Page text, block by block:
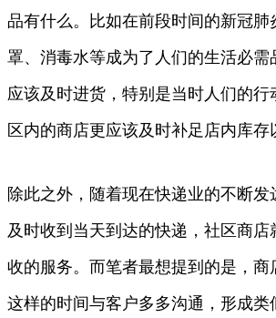
品有什么。比如在前段时间的新冠肺
罩、消毒水等成为了人们的生活必需
应该及时进货，特别是当时人们的行
区内的商店更应该及时补足店内库存
除此之外，随着现在快递业的不断发
及时收到当天到达的快递，社区商
收的服务。而笔者最想提到的是，商
这样的时间与客户多多沟通，形成类